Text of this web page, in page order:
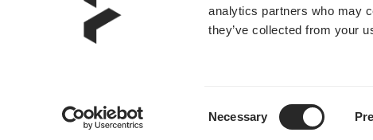
analytics partners who may
they’ve collected from your
Necessary